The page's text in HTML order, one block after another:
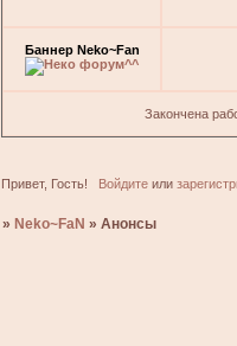
Баннер Neko~Fan
Закончена
Привет, Гость! Войдитеили
» Neko~FaN »Анонсы